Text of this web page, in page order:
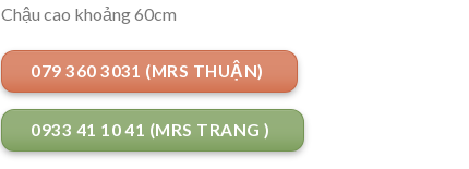
Chậu cao khoảng 60cm
079 360 3031 (MRS THUẬN)
0933 41 10 41 (MRS TRANG )